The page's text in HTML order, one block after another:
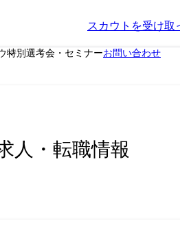
スカウトを受け取
特別選考会・セミナーお問い合わせ
人・転職情報